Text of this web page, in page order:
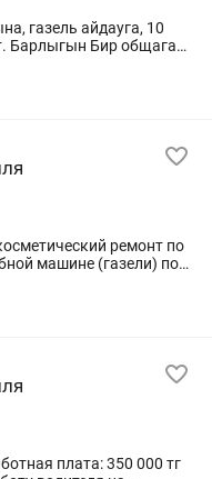
газель айдауга, 10
Барлыгын Бир общага
800000-1,5млн
машине (газели) по